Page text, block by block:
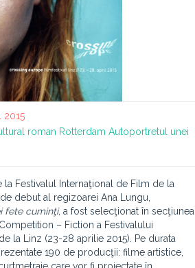
2015
roman Rotterdam Autoportretul unei
la Festivalul Internaţional de Film de la
debut al regizoarei Ana Lungu,
fete cuminţi, a fost selecţionat în secţiunea
– Fiction a Festivalului
la Linz (23-28 aprilie 2015). Pe durata
190 de producţii: filme artistice,